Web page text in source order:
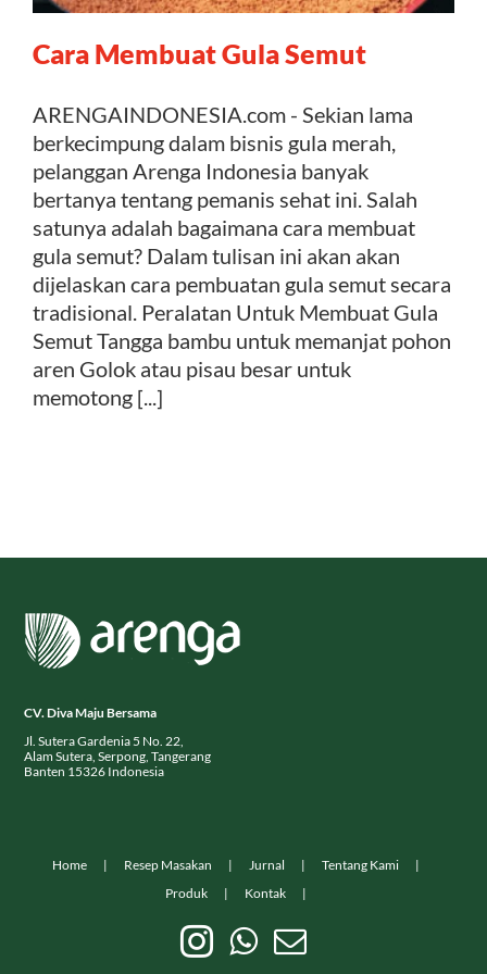
Kontak
Cara Membuat Gula Semut
ARENGAINDONESIA.com - Sekian lama
berkecimpung dalam bisnis gula merah,
pelanggan Arenga Indonesia banyak
bertanya tentang pemanis sehat ini. Salah
satunya adalah bagaimana cara membuat
gula semut? Dalam tulisan ini akan akan
dijelaskan cara pembuatan gula semut secara
tradisional. Peralatan Untuk Membuat Gula
Semut Tangga bambu untuk memanjat pohon
aren Golok atau pisau besar untuk
memotong [...]
CV. Diva Maju Bersama
Jl. Sutera Gardenia 5 No. 22,
Alam Sutera, Serpong, Tangerang
Banten 15326 Indonesia
Home Resep Masakan Jurnal
Tentang Kami
Produk
Kontak